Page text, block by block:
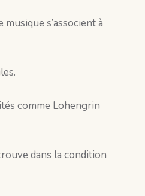
s’associent à
comme Lohengrin
dans la condition